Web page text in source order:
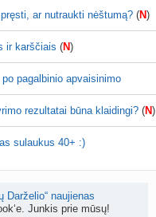
4 d.
(11)
5 d.
ar nutraukti nėštumą? (+22)
ar nutraukti nėštumą? (N)
ir karščiais (N)
po pagalbinio apvaisinimo
rezultatai būna klaidingi? (N)
sulaukus 40+ :)
Darželio“ naujienas
Junkis prie mūsų!